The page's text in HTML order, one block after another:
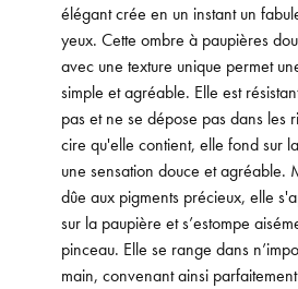
élégant crée en un instant un
yeux. Cette ombre à paupières
avec une texture unique permet
simple et agréable. Elle est
pas et ne se dépose pas dans les
cire qu'elle contient, elle fond sur
une sensation douce et agréable.
dûe aux pigments précieux, elle
sur la paupière et s’estompe
pinceau. Elle se range dans
main, convenant ainsi